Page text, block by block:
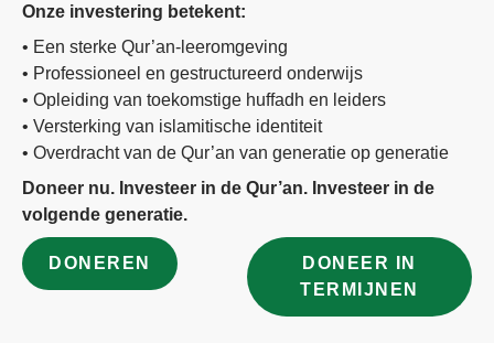
Onze investering betekent:
• Een sterke Qur’an-leeromgeving
• Professioneel en gestructureerd onderwijs
• Opleiding van toekomstige huffadh en leiders
• Versterking van islamitische identiteit
• Overdracht van de Qur’an van generatie op generatie
Doneer nu. Investeer in de Qur’an. Investeer in de
volgende generatie.
DONEREN
DONEER IN
TERMIJNEN